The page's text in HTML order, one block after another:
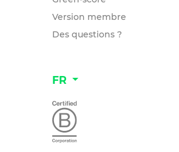
Version membre
Des questions ?
FR